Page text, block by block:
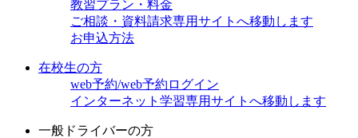
教習プラン・料金
ご相談・資料請求専用サイトへ移動します
お申込方法
在校生の方
web予約/web予約ログイン
インターネット学習専用サイトへ移動します
一般ドライバーの方